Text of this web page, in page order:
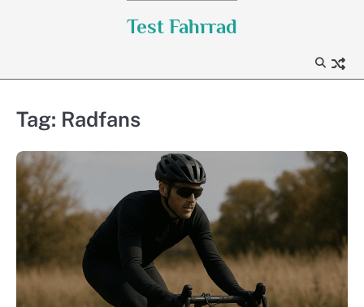
Test Fahrrad
Tag: Radfans